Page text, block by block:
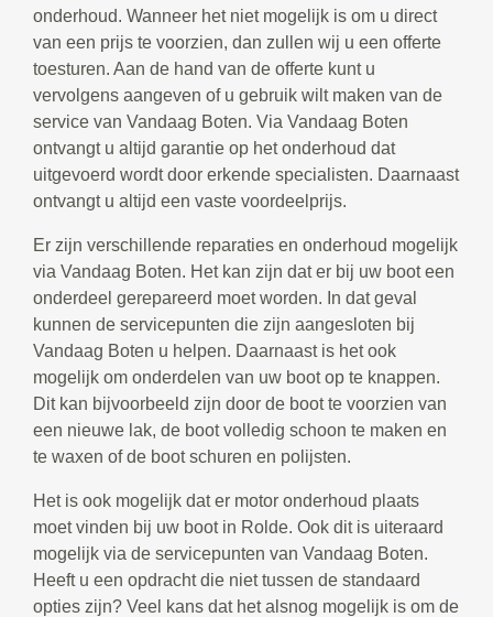
onderhoud. Wanneer het niet mogelijk is om u direct
van een prijs te voorzien, dan zullen wij u een offerte
toesturen. Aan de hand van de offerte kunt u
vervolgens aangeven of u gebruik wilt maken van de
service van Vandaag Boten. Via Vandaag Boten
ontvangt u altijd garantie op het onderhoud dat
uitgevoerd wordt door erkende specialisten. Daarnaast
ontvangt u altijd een vaste voordeelprijs.
Er zijn verschillende reparaties en onderhoud mogelijk
via Vandaag Boten. Het kan zijn dat er bij uw boot een
onderdeel gerepareerd moet worden. In dat geval
kunnen de servicepunten die zijn aangesloten bij
Vandaag Boten u helpen. Daarnaast is het ook
mogelijk om onderdelen van uw boot op te knappen.
Dit kan bijvoorbeeld zijn door de boot te voorzien van
een nieuwe lak, de boot volledig schoon te maken en
te waxen of de boot schuren en polijsten.
Het is ook mogelijk dat er motor onderhoud plaats
moet vinden bij uw boot in Rolde. Ook dit is uiteraard
mogelijk via de servicepunten van Vandaag Boten.
Heeft u een opdracht die niet tussen de standaard
opties zijn? Veel kans dat het alsnog mogelijk is om de